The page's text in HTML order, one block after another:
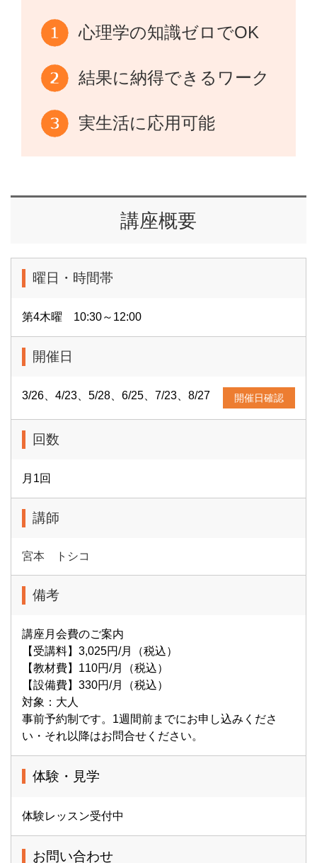
心理学の知識ゼロでOK
結果に納得できるワーク
実生活に応用可能
講座概要
曜日・時間帯
第4木曜 10:30～12:00
開催日
3/26、4/23、5/28、6/25、7/23、8/27 開催日確認
回数
月1回
講師
宮本 トシコ
備考
講座月会費のご案内
【受講料】3,025円/月（税込）
【教材費】110円/月（税込）
【設備費】330円/月（税込）
対象：大人
事前予約制です。1週間前までにお申し込みくださ
い・それ以降はお問合せください。
体験・見学
体験レッスン受付中
お問い合わせ